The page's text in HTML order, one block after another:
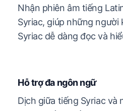
Nhận phiên âm tiếng
Syriac, giúp những người
Syriac dễ dàng đọc và
Hỗ trợ đa ngôn ngữ
Dịch giữa tiếng Syriac và